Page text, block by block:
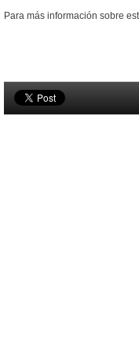
Para más información sobre